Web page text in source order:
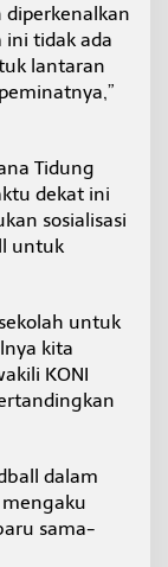
diperkenalkan
tidak ada
lantaran
Tidung
dekat ini
sosialisasi
untuk
untuk
kita
KONI
dalam
sama-